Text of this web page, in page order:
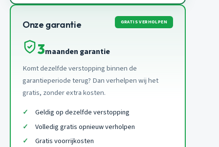
Onze garantie GRATIS VERHOLPEN
3maanden garantie
Komt dezelfde verstopping binnen de
garantieperiode terug? Dan verhelpen wij het
gratis, zonder extra kosten.
Geldig op dezelfde verstopping
Volledig gratis opnieuw verholpen
Gratis voorrijkosten